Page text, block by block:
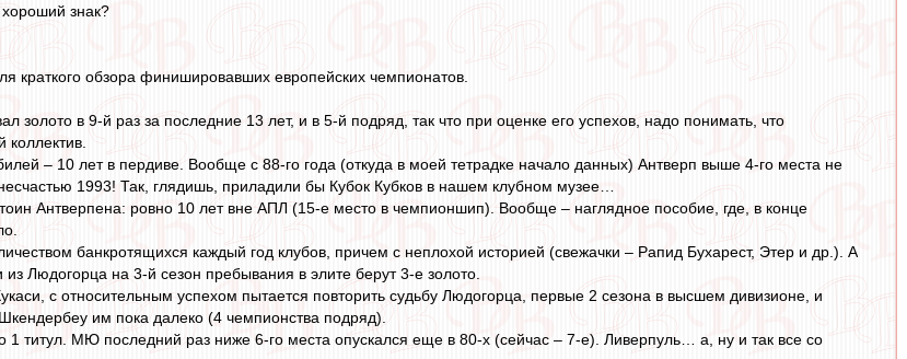
знак?
краткого обзора финишировавших европейских чемпионатов.
золото в 9-й раз за последние 13 лет, и в 5-й подряд, так что при оценке его успехов, надо понимать, что
– 10 лет в пердиве. Вообще с 88-го года (откуда в моей тетрадке начало данных) Антверп выше 4-го места не
1993! Так, глядишь, приладили бы Кубок Кубков в нашем клубном музее…
Антверпена: ровно 10 лет вне АПЛ (15-е место в чемпионшип). Вообще – наглядное пособие, где, в конце
банкротящихся каждый год клубов, причем с неплохой историей (свежачки – Рапид Бухарест, Этер и др.). А
Людогорца на 3-й сезон пребывания в элите берут 3-е золото.
с относительным успехом пытается повторить судьбу Людогорца, первые 2 сезона в высшем дивизионе, и
им пока далеко (4 чемпионства подряд).
1 титул. МЮ последний раз ниже 6-го места опускался еще в 80-х (сейчас – 7-е). Ливерпуль… а, ну и так все со